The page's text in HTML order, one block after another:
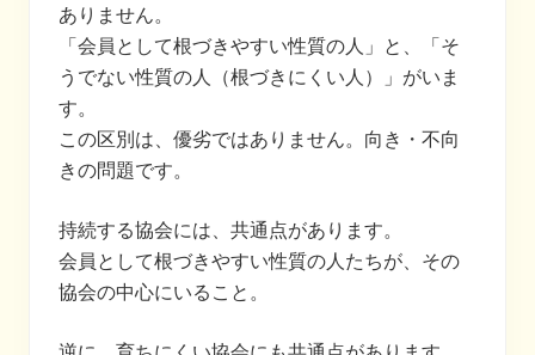
ありません。
「会員として根づきやすい性質の人」と、「そ
うでない性質の人（根づきにくい人）」がいま
す。
この区別は、優劣ではありません。向き・不向
きの問題です。
持続する協会には、共通点があります。
会員として根づきやすい性質の人たちが、その
協会の中心にいること。